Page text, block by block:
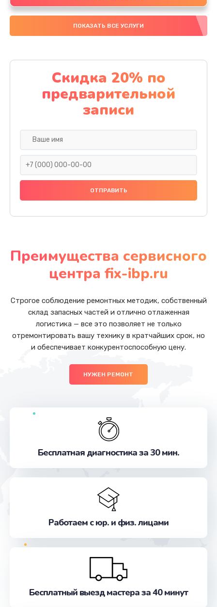
ПОКАЗАТЬ ВСЕ УСЛУГИ
Скидка 20% по
предварительной
записи
Преимущества сервисного
центра fix-ibp.ru
Строгое соблюдение ремонтных методик, собственный
склад запасных частей и отлично отлаженная
логистика — все это позволяет не только
отремонтировать вашу технику в кратчайших срок, но
и обеспечивает конкурентоспособную цену.
НУЖЕН РЕМОНТ
Бесплатная диагностика за 30 мин.
Работаем с юр. и физ. лицами
Бесплатный выезд мастера за 40 минут